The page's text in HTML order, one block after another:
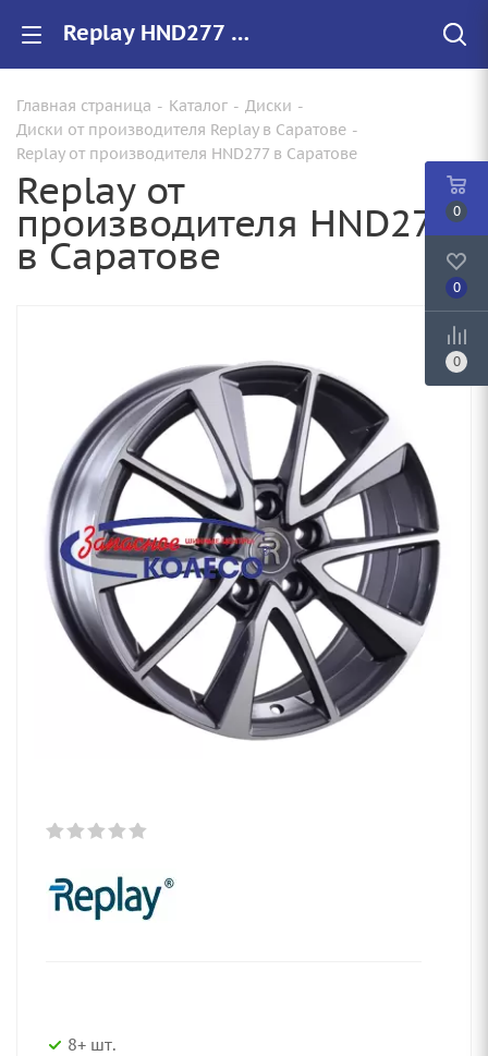
Replay HND277 купить в Саратове, низкие цены на автомобильные диски
Главная страница - Каталог - Диски -
Диски от производителя Replay в Саратове -
Replay от производителя HND277 в Саратове
Replay от
производителя HND277
в Саратове
8+ шт.
0
0
0